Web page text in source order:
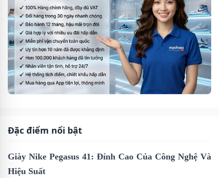
Đặc điểm nổi bật
Giày Nike Pegasus 41: Đỉnh Cao Của Công Nghệ Và
Hiệu Suất